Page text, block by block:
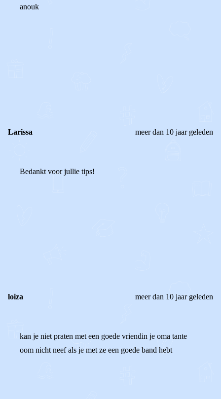
anouk
Larissa meer dan 10 jaar geleden
Bedankt voor jullie tips!
loiza meer dan 10 jaar geleden
kan je niet praten met een goede vriendin je oma tante
oom nicht neef als je met ze een goede band hebt